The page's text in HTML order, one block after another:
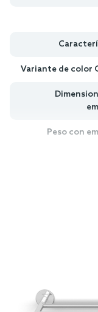
Variante de color
Peso con